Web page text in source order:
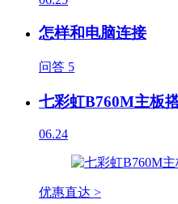
怎样和电脑连接
问答 5
七彩虹B760M主板
06.24
优惠直达 >